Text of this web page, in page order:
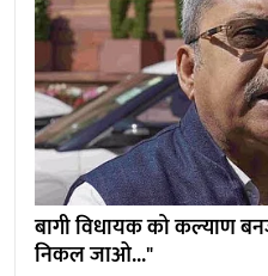
बागी विधायक को कल्याण
निकल जाओ..."